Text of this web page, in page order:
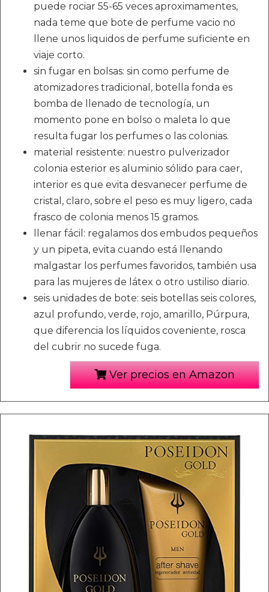
puede rociar 55-65 veces aproximamentes,
nada teme que bote de perfume vacio no
llene unos liquidos de perfume suficiente en
viaje corto.
sin fugar en bolsas: sin como perfume de
atomizadores tradicional, botella fonda es
bomba de llenado de tecnología, un
momento pone en bolso o maleta lo que
resulta fugar los perfumes o las colonias.
material resistente: nuestro pulverizador
colonia esterior es aluminio sólido para caer,
interior es que evita desvanecer perfume de
cristal, claro, sobre el peso es muy ligero, cada
frasco de colonia menos 15 gramos.
llenar fácil: regalamos dos embudos pequeños
y un pipeta, evita cuando está llenando
malgastar los perfumes favoridos, también usa
para las mujeres de látex o otro ustiliso diario.
seis unidades de bote: seis botellas seis colores,
azul profundo, verde, rojo, amarillo, Púrpura,
que diferencia los líquidos coveniente, rosca
del cubrir no sucede fuga.
Ver precios en Amazon